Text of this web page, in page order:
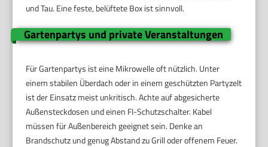
und Tau. Eine feste, belüftete Box ist sinnvoll.
Gartenpartys und private Veranstaltungen
Für Gartenpartys ist eine Mikrowelle oft nützlich. Unter
einem stabilen Überdach oder in einem geschützten Partyzelt
ist der Einsatz meist unkritisch. Achte auf abgesicherte
Außensteckdosen und einen FI-Schutzschalter. Kabel
müssen für Außenbereich geeignet sein. Denke an
Brandschutz und genug Abstand zu Grill oder offenem Feuer.